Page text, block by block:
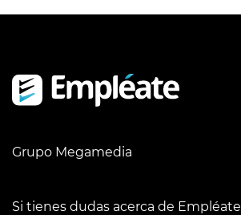
Grupo Megamedia
Si tienes dudas acerca de Empléate